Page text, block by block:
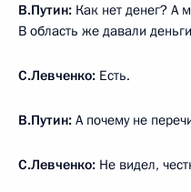
В.Путин: Как нет денег? А
В область же давали
С.Левченко: Есть.
В.Путин: А почему не
С.Левченко: Не видел,